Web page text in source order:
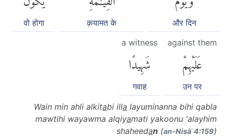
और दिन
क़यामत के
वो होगा
against them
عَلَيْهِمْ
उन पर
a witness
شَهِيدًا
गवाह
Wain min ahli alkitabi illa layuminanna bihi qabla
mawtihi wayawma alqiyamati yakoonu 'alayhim
shaheedan (an-Nisāʾ 4:159)